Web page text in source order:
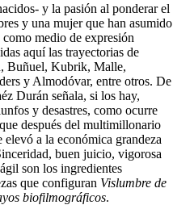
y la pasión al ponderar el
y una mujer que han asumido
medio de expresión
aquí las trayectorias de
Buñuel, Kubrik, Malle,
y Almodóvar, entre otros. De
Durán señala, si los hay,
y desastres, como ocurre
después del multimillonario
elevó a la económica grandeza
buen juicio, vigorosa
son los ingredientes
que configuran Vislumbre de
biofilmográficos.